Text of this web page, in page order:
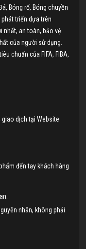
Bóng rổ, Bóng chuyền
triển dựa trên
nhất, an toàn, bảo vệ
của người sử dụng.
chuẩn của FIFA, FIBA,
dịch tại Website
đến tay khách hàng
nhân, không phải